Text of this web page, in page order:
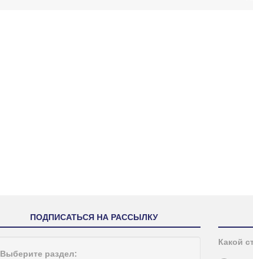
ПОДПИСАТЬСЯ НА РАССЫЛКУ
Выберите раздел:
Какой